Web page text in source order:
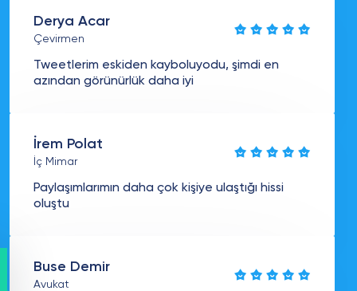
Derya Acar
Çevirmen
Tweetlerim eskiden kayboluyodu, şimdi en
azından görünürlük daha iyi
İrem Polat
İç Mimar
Paylaşımlarımın daha çok kişiye ulaştığı hissi
oluştu
Buse Demir
Avukat